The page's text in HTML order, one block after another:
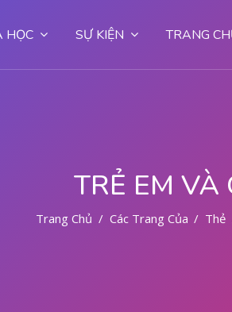
HỌC SỰ KIỆN TRANG
TRẺ EM VÀ
Trang Chủ Các Trang Của HệThẻ